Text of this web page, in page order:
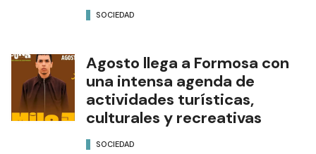
SOCIEDAD
Agosto llega a Formosa con
una intensa agenda de
actividades turísticas,
culturales y recreativas
SOCIEDAD